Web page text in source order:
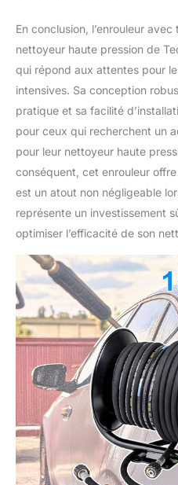
En conclusion, l’enrouleur
nettoyeur haute pression de
qui répond aux attentes pour
intensives. Sa conception
pratique et sa facilité
pour ceux qui recherchent un
pour leur nettoyeur haute
conséquent, cet enrouleur
est un atout non négligeable
représente un investissement
optimiser l’efficacité de son